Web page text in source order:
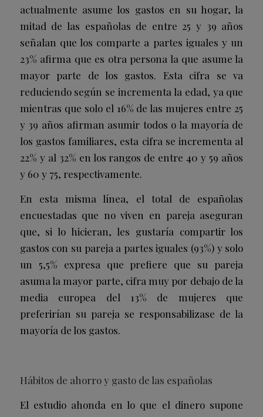
actualmente asume los gastos en su hogar, la
mitad de las españolas de entre 25 y 39 años
señalan que los comparte a partes iguales y un
23% afirma que es otra persona la que asume la
mayor parte de los gastos. Esta cifra se va
reduciendo según se incrementa la edad, ya que
mientras que solo el 16% de las mujeres entre 25
y 39 años afirman asumir todos o la mayoría de
los gastos familiares, esta cifra se incrementa al
22% y al 32% en los rangos de entre 40 y 59 años
y 60 y 75, respectivamente.
En esta misma línea, el total de españolas
encuestadas que no viven en pareja aseguran
que, si lo hicieran, les gustaría compartir los
gastos con su pareja a partes iguales (93%) y solo
un 5,5% expresa que prefiere que su pareja
asuma la mayor parte, cifra muy por debajo de la
media europea del 13% de mujeres que
preferirían su pareja se responsabilizase de la
mayoría de los gastos.
Hábitos de ahorro y gasto de las españolas
El estudio ahonda en lo que el dinero supone